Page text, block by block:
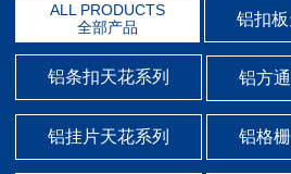
ALL PRODUCTS
全部产品
铝扣板
铝条扣天花系列 铝方
铝挂片天花系列 铝格